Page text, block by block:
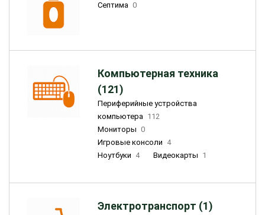
Септима 0
Компьютерная техника
(121)
Периферийные устройства
компьютера 112
Мониторы 0
Игровые консоли 4
Ноутбуки 4 Видеокарты 1
Электротранспорт (1)